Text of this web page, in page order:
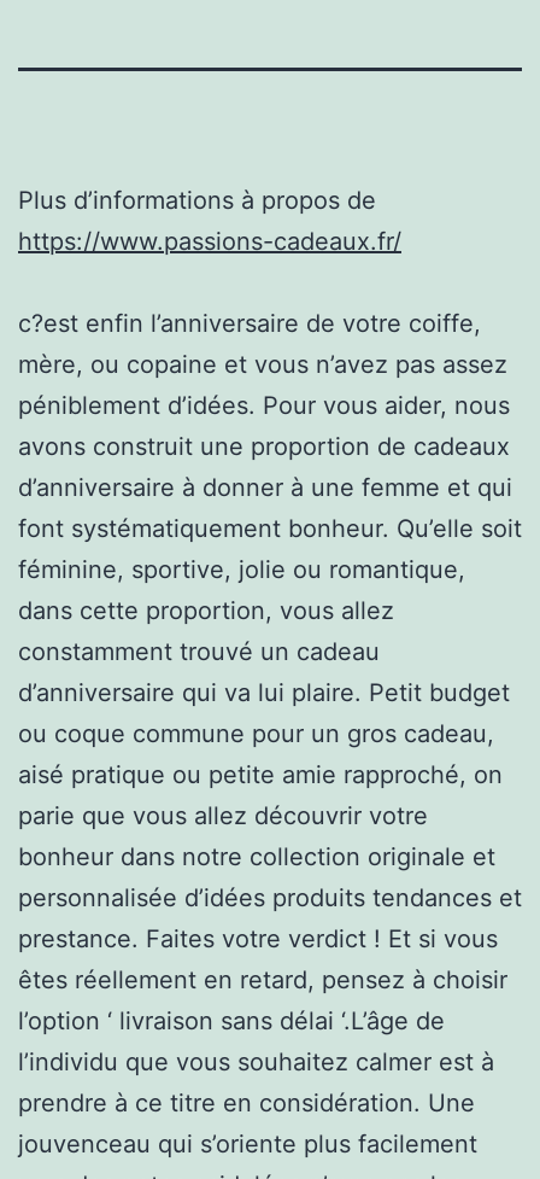
Plus d’informations à propos de
https://www.passions-cadeaux.fr/
c?est enfin l’anniversaire de votre coiffe,
mère, ou copaine et vous n’avez pas assez
péniblement d’idées. Pour vous aider, nous
avons construit une proportion de cadeaux
d’anniversaire à donner à une femme et qui
font systématiquement bonheur. Qu’elle soit
féminine, sportive, jolie ou romantique,
dans cette proportion, vous allez
constamment trouvé un cadeau
d’anniversaire qui va lui plaire. Petit budget
ou coque commune pour un gros cadeau,
aisé pratique ou petite amie rapproché, on
parie que vous allez découvrir votre
bonheur dans notre collection originale et
personnalisée d’idées produits tendances et
prestance. Faites votre verdict ! Et si vous
êtes réellement en retard, pensez à choisir
l’option ‘ livraison sans délai ‘.L’âge de
l’individu que vous souhaitez calmer est à
prendre à ce titre en considération. Une
jouvenceau qui s’oriente plus facilement